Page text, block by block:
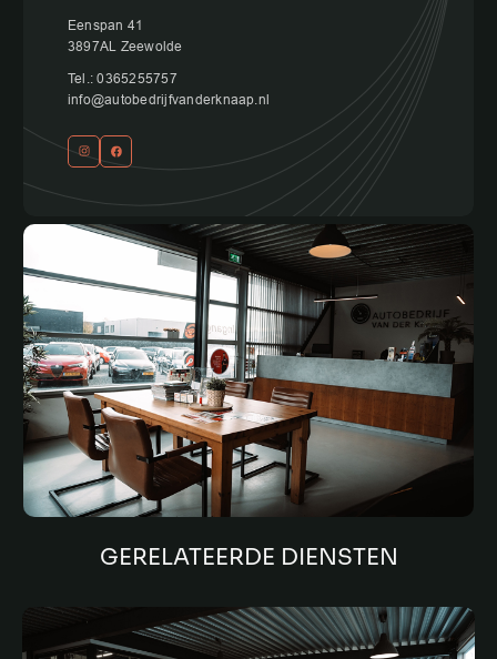
Eenspan 41
3897AL Zeewolde
Tel.: 0365255757
info@autobedrijfvanderknaap.nl
GERELATEERDE DIENSTEN